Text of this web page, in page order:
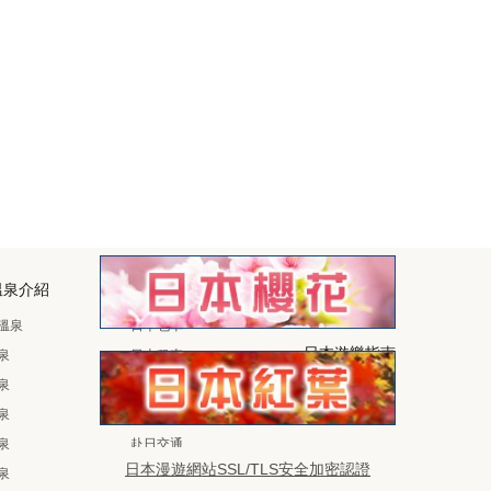
日本漫遊網站SSL/TLS安全加密認證
介紹
泉
日本交通資訊
日本包車
日本租車
日本露營車租車
空中遊覽
赴日交通
日本機場交通
日本旅遊資訊
日本自由旅行
日本遊樂指南
日本旅遊須知
日本旅遊會話